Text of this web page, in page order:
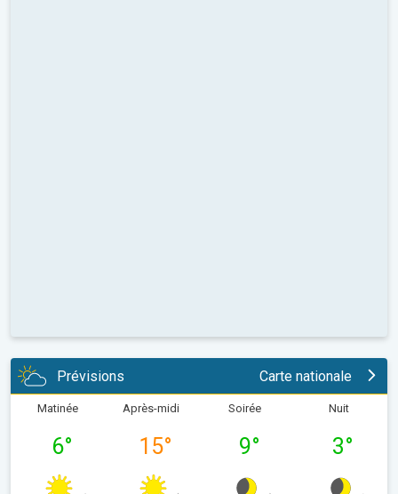
Prévisions Carte nationale
Matinée
6°
Après-midi
15°
Soirée
9°
Nuit
3°